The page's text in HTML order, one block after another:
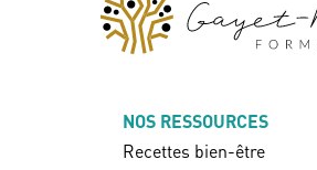
NOS RESSOURCES
Recettes bien-être